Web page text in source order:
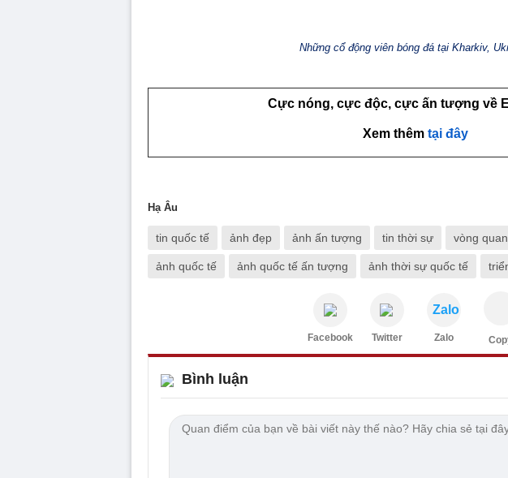
Những cổ động viên bóng đá tại Kharkiv,
Cực nóng, cực độc, cực ấn tượng về
Xem thêm tại đây
Hạ Âu
tin quốc tế ảnh đẹp ảnh ấn tượng tin thời sự vòng
ảnh quốc tế ảnh quốc tế ấn tượng ảnh thời sự quốc tế
Facebook Twitter
Zalo
Zalo
Bình luận